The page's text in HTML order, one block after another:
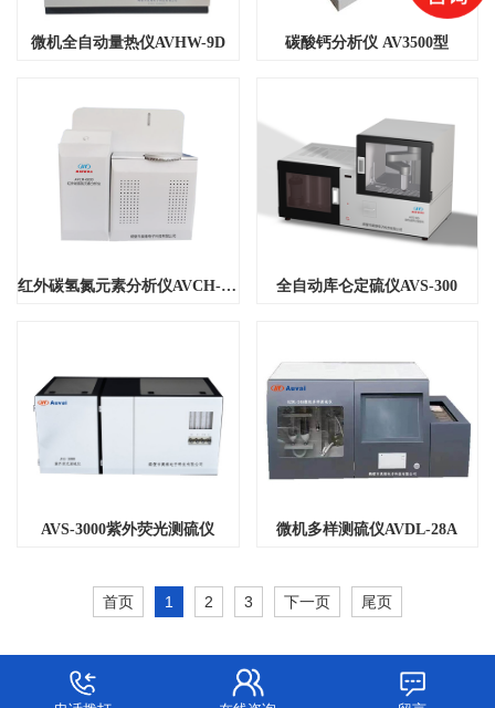
微机全自动量热仪AVHW-9D 碳酸钙分析仪 AV3500型
红外碳氢氮元素分析仪AVCH-6000 全自动库仑定硫仪AVS-300
AVS-3000紫外荧光测硫仪 微机多样测硫仪AVDL-28A
首页 1 2 3 下一页 尾页